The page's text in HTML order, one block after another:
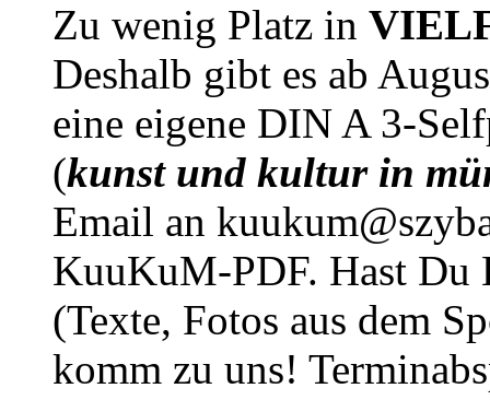
Zu wenig Platz in
Deshalb gibt es ab
eine eigene DIN A 3-
(kunst und kultur in
Email an
KuuKuM-PDF. Hast Du
(Texte, Fotos aus dem
komm zu uns!